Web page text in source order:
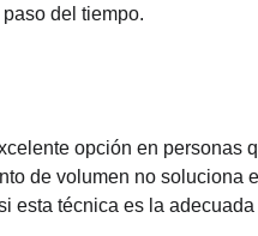
del tiempo.
opción en personas
de volumen no soluciona
esta técnica es la